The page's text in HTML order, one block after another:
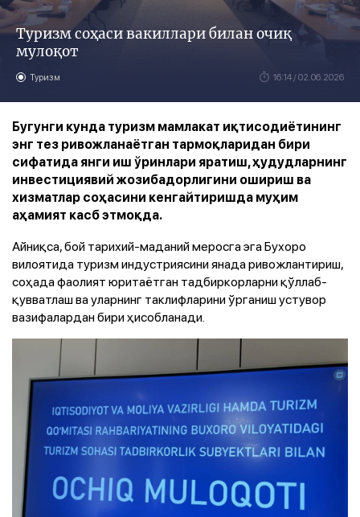
Туризм соҳаси вакиллари билан очиқ
мулоқот
Туризм 16:14 / 02.06.2026
Бугунги кунда туризм мамлакат иқтисодиётининг
энг тез ривожланаётган тармоқларидан бири
сифатида янги иш ўринлари яратиш, ҳудудларнинг
инвестициявий жозибадорлигини ошириш ва
хизматлар соҳасини кенгайтиришда муҳим
аҳамият касб этмоқда.
Айниқса, бой тарихий-маданий меросга эга Бухоро
вилоятида туризм индустриясини янада ривожлантириш,
соҳада фаолият юритаётган тадбиркорларни қўллаб-
қувватлаш ва уларнинг таклифларини ўрганиш устувор
вазифалардан бири ҳисобланади.